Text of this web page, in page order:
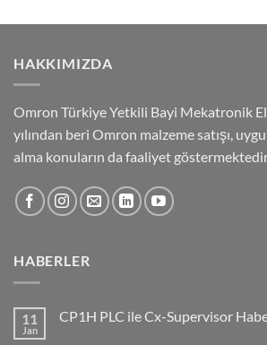
HAKKIMIZDA
Omron Türkiye Yetkili Bayi Mekatronik
yılından beri Omron malzeme satışı,
alma konuların da faaliyet
HABERLER
11
Jan
CP1H PLC ile Cx-Supervisor